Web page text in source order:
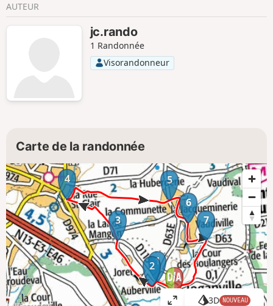
AUTEUR
jc.rando
1 Randonnée
Visorandonneur
Carte de la randonnée
1
2
3
4
5
6
7
3D NOUVEAU